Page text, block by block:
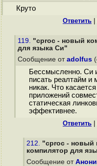
Круто
Ответить
119. "cproc - новый
для языка Си"
Сообщение от adolfus
Бессмысленно. Си
писать реалтайм и
никак. Что
приложений
статическая
эффективнее.
Ответить
212. "cproc - новый
компилятор для
Сообщение от